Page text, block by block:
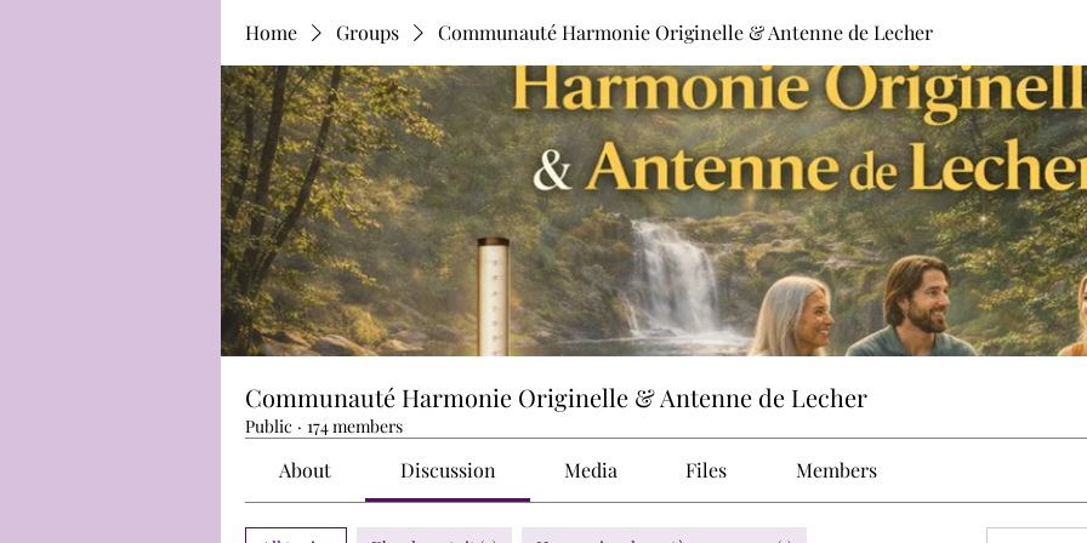
Home Groups Communauté Harmonie Originelle & Antenne de Lecher
Communauté Harmonie Originelle & Antenne de Lecher
Public · 174 members
About Discussion Media Files Members